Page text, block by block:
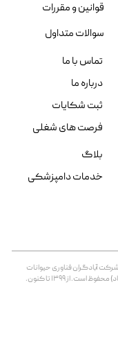
آبادگران فناوری حیوانات
است. از ۱۳۹۹ تا کنون.
قوانین و مقررات
سوالات متداول
تماس با ما
درباره ما
ثبت شکایات
فرصت های شغلی
بلاگ
خدمات دامپزشکی